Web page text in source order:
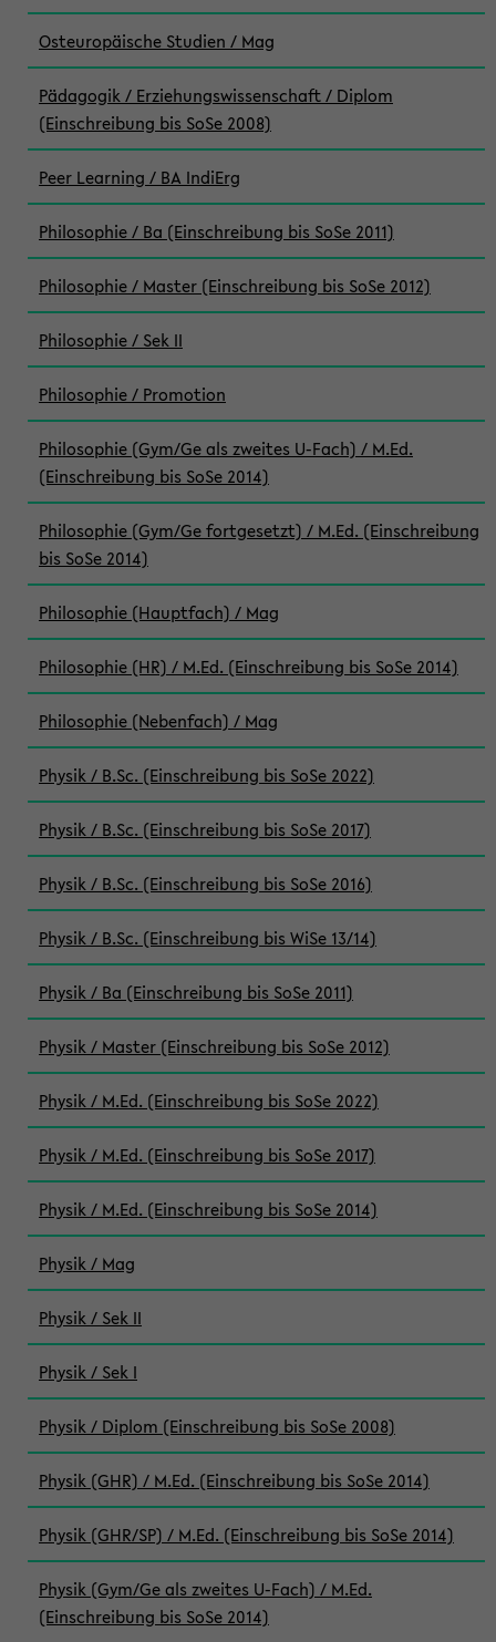
Osteuropäische Studien / Mag
Pädagogik / Erziehungswissenschaft / Diplom
(Einschreibung bis SoSe 2008)
Peer Learning / BA IndiErg
Philosophie / Ba (Einschreibung bis SoSe 2011)
Philosophie / Master (Einschreibung bis SoSe 2012)
Philosophie / Sek II
Philosophie / Promotion
Philosophie (Gym/Ge als zweites U-Fach) / M.Ed.
(Einschreibung bis SoSe 2014)
Philosophie (Gym/Ge fortgesetzt) / M.Ed. (Einschreibung
bis SoSe 2014)
Philosophie (Hauptfach) / Mag
Philosophie (HR) / M.Ed. (Einschreibung bis SoSe 2014)
Philosophie (Nebenfach) / Mag
Physik / B.Sc. (Einschreibung bis SoSe 2022)
Physik / B.Sc. (Einschreibung bis SoSe 2017)
Physik / B.Sc. (Einschreibung bis SoSe 2016)
Physik / B.Sc. (Einschreibung bis WiSe 13/14)
Physik / Ba (Einschreibung bis SoSe 2011)
Physik / Master (Einschreibung bis SoSe 2012)
Physik / M.Ed. (Einschreibung bis SoSe 2022)
Physik / M.Ed. (Einschreibung bis SoSe 2017)
Physik / M.Ed. (Einschreibung bis SoSe 2014)
Physik / Mag
Physik / Sek II
Physik / Sek I
Physik / Diplom (Einschreibung bis SoSe 2008)
Physik (GHR) / M.Ed. (Einschreibung bis SoSe 2014)
Physik (GHR/SP) / M.Ed. (Einschreibung bis SoSe 2014)
Physik (Gym/Ge als zweites U-Fach) / M.Ed.
(Einschreibung bis SoSe 2014)